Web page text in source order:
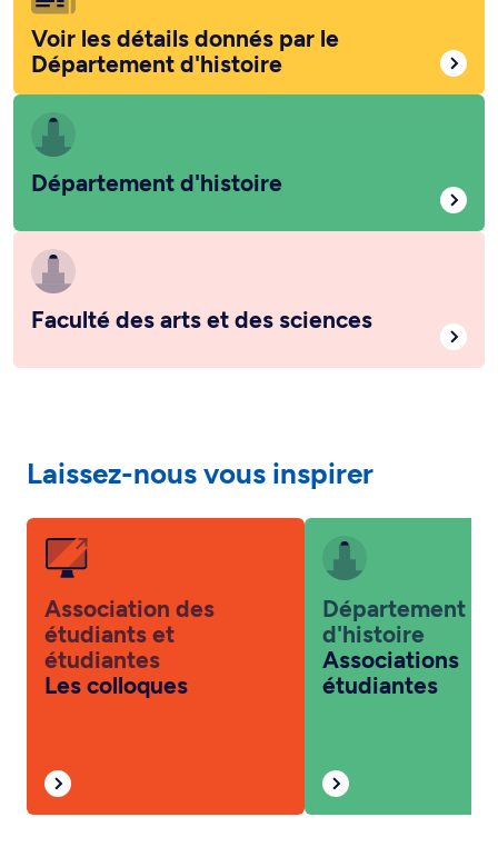
Voir les détails donnés par le
Département d'histoire
Département d'histoire
Faculté des arts et des sciences
Laissez-nous vous inspirer
Association des
étudiants et
étudiantes
Les colloques
Département
d'histoire
Associations
étudiantes